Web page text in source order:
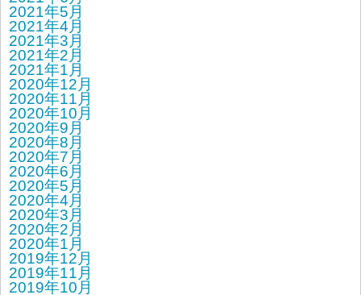
2021年5月
2021年4月
2021年3月
2021年2月
2021年1月
2020年12月
2020年11月
2020年10月
2020年9月
2020年8月
2020年7月
2020年6月
2020年5月
2020年4月
2020年3月
2020年2月
2020年1月
2019年12月
2019年11月
2019年10月